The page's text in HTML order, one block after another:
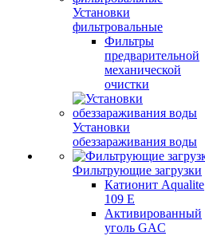
Установки
фильтровальные
Фильтры
предварительной
механической
очистки
Установки
обеззараживания воды
Фильтрующие загрузки
Катионит Aqualite
109 E
Активированный
уголь GAC